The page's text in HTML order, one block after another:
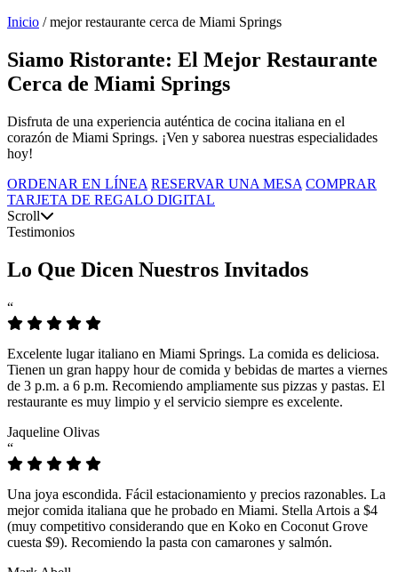
Inicio / mejor restaurante cerca de Miami Springs
Siamo Ristorante: El Mejor Restaurante
Cerca de Miami Springs
Disfruta de una experiencia auténtica de cocina italiana en el
corazón de Miami Springs. ¡Ven y saborea nuestras especialidades
hoy!
ORDENAR EN LÍNEA RESERVAR UNA MESA COMPRAR
TARJETA DE REGALO DIGITAL
Scroll
Testimonios
Lo Que Dicen Nuestros Invitados
“
Excelente lugar italiano en Miami Springs. La comida es deliciosa.
Tienen un gran happy hour de comida y bebidas de martes a viernes
de 3 p.m. a 6 p.m. Recomiendo ampliamente sus pizzas y pastas. El
restaurante es muy limpio y el servicio siempre es excelente.
Jaqueline Olivas
“
Una joya escondida. Fácil estacionamiento y precios razonables. La
mejor comida italiana que he probado en Miami. Stella Artois a $4
(muy competitivo considerando que en Koko en Coconut Grove
cuesta $9). Recomiendo la pasta con camarones y salmón.